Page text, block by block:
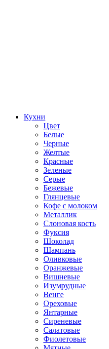
Кухни
Цвет
Белые
Черные
Желтые
Красные
Зеленые
Серые
Бежевые
Глянцевые
Кофе с молоком
Металлик
Слоновая кость
Фуксия
Шоколад
Шампань
Оливковые
Оранжевые
Вишневые
Изумрудные
Венге
Ореховые
Янтарные
Сиреневые
Салатовые
Фиолетовые